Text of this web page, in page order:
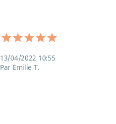
13/04/2022 10:55
Par Emilie T.